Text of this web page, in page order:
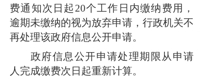
费通知次日起 20个工作日内缴纳费用，
逾期未缴纳的视为放弃申请，行政机关不
再处理该政府信息公开申请。
政府信息公开申请处理期限从申请
人完成缴费次日起重新计算。